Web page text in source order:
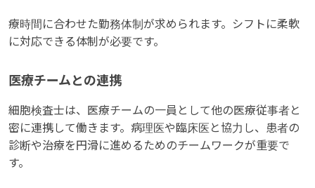
療時間に合わせた勤務体制が求められます。シフトに柔軟
に対応できる体制が必要です。
医療チームとの連携
細胞検査士は、医療チームの一員として他の医療従事者と
密に連携して働きます。病理医や臨床医と協力し、患者の
診断や治療を円滑に進めるためのチームワークが重要で
す。